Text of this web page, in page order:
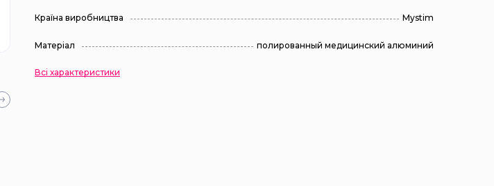
Країна виробництва Mystim
Матеріал полированный медицинский алюминий
Всі характеристики